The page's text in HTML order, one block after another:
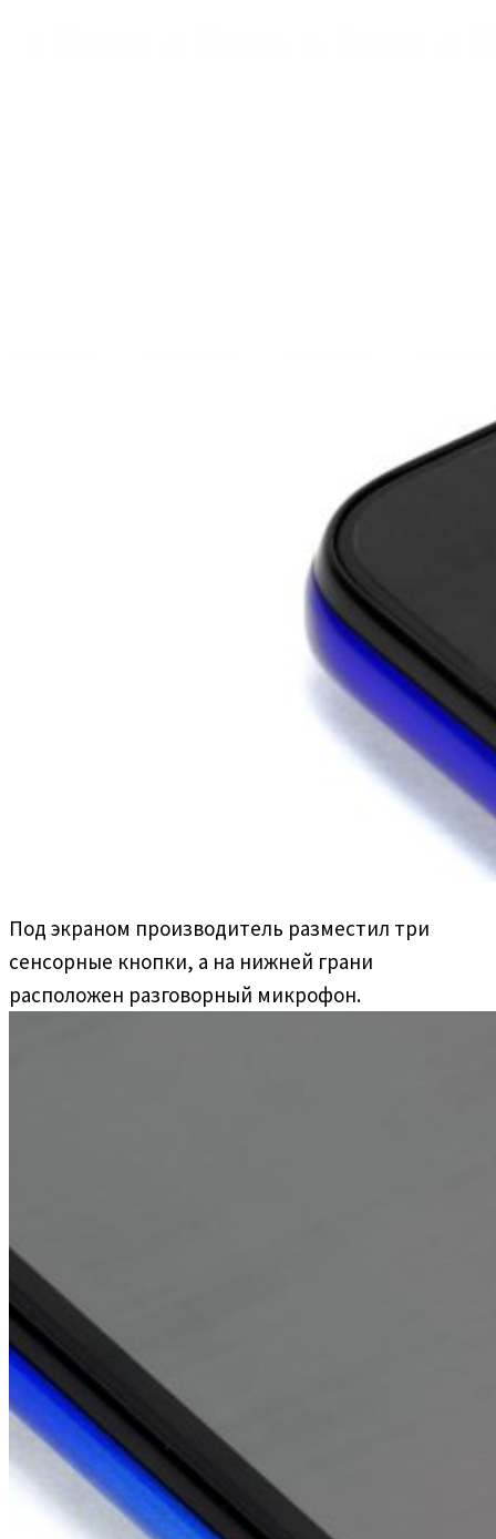
Под экраном производитель разместил три
сенсорные кнопки, а на нижней грани
расположен разговорный микрофон.